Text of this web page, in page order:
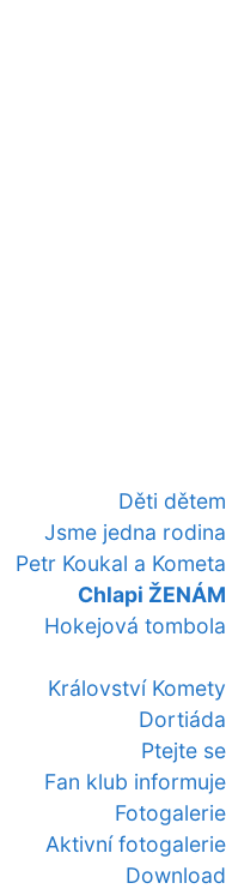
Děti dětem
Jsme jedna rodina
Petr Koukal a Kometa
Chlapi ŽENÁM
Hokejová tombola
Království Komety
Dortiáda
Ptejte se
Fan klub informuje
Fotogalerie
Aktivní fotogalerie
Download